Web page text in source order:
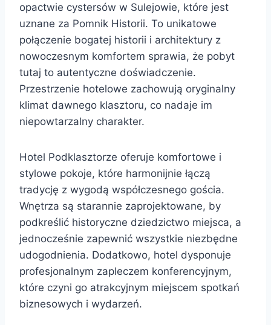
opactwie cystersów w Sulejowie, które jest
uznane za Pomnik Historii. To unikatowe
połączenie bogatej historii i architektury z
nowoczesnym komfortem sprawia, że pobyt
tutaj to autentyczne doświadczenie.
Przestrzenie hotelowe zachowują oryginalny
klimat dawnego klasztoru, co nadaje im
niepowtarzalny charakter.
Hotel Podklasztorze oferuje komfortowe i
stylowe pokoje, które harmonijnie łączą
tradycję z wygodą współczesnego gościa.
Wnętrza są starannie zaprojektowane, by
podkreślić historyczne dziedzictwo miejsca, a
jednocześnie zapewnić wszystkie niezbędne
udogodnienia. Dodatkowo, hotel dysponuje
profesjonalnym zapleczem konferencyjnym,
które czyni go atrakcyjnym miejscem spotkań
biznesowych i wydarzeń.